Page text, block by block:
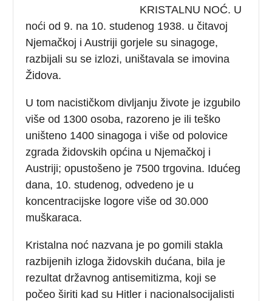
KRISTALNU NOĆ. U
noći od 9. na 10. studenog 1938. u čitavoj
Njemačkoj i Austriji gorjele su sinagoge,
razbijali su se izlozi, uništavala se imovina
Židova.
U tom nacističkom divljanju živote je izgubilo
više od 1300 osoba, razoreno je ili teško
uništeno 1400 sinagoga i više od polovice
zgrada židovskih općina u Njemačkoj i
Austriji; opustošeno je 7500 trgovina. Idućeg
dana, 10. studenog, odvedeno je u
koncentracijske logore više od 30.000
muškaraca.
Kristalna noć nazvana je po gomili stakla
razbijenih izloga židovskih dućana, bila je
rezultat državnog antisemitizma, koji se
počeo širiti kad su Hitler i nacionalsocijalisti